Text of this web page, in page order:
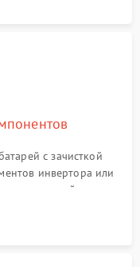
с зачисткой
инвертора или
дорожек и